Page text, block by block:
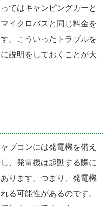
てはキャンピングカーと
イクロバスと同じ料金を
。こういったトラブルを
説明をしておくことが大
ブコンには発電機を備え
、発電機は起動する際に
ります。つまり、発電機
る可能性があるのです。